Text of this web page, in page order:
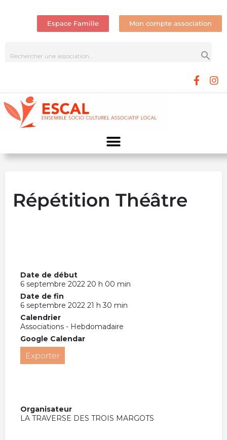
Espace Famille Mon compte association
Répétition Théâtre
Date de début
6 septembre 2022 20 h 00 min
Date de fin
6 septembre 2022 21 h 30 min
Calendrier
Associations - Hebdomadaire
Google Calendar
Exporter
Organisateur
LA TRAVERSE DES TROIS MARGOTS